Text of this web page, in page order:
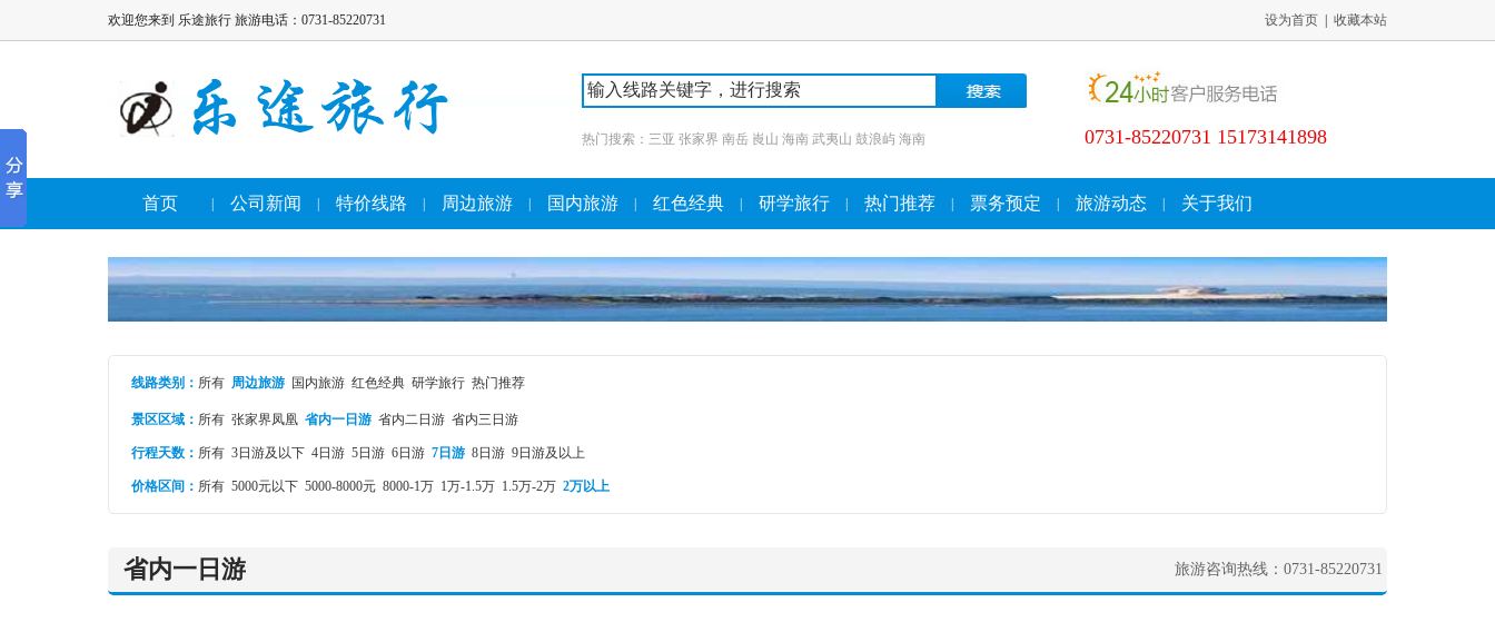
欢迎您来到 乐途旅行 旅游电话：0731-85220731 设为首页 收藏本站
热门搜索： 三亚 张家界 南岳 崀山 海南 武夷山 鼓浪屿 海南 0731-85220731 15173141898
首页 公司新闻 特价线路 周边旅游 国内旅游 红色经典 研学旅行 热门推荐 票务预定 旅游动态 关于我们
线路类别 ： 所有 周边旅游 国内旅游 红色经典 研学旅行 热门推荐
景区区域： 所有 张家界凤凰 省内一日游 省内二日游 省内三日游
行程天数： 所有 3日游及以下 4日游 5日游 6日游 7日游 8日游 9日游及以上
价格区间： 所有 5000元以下 5000-8000元 8000-1万 1万-1.5万 1.5万-2万 2万以上
省内一日游 旅游咨询热线：0731-85220731